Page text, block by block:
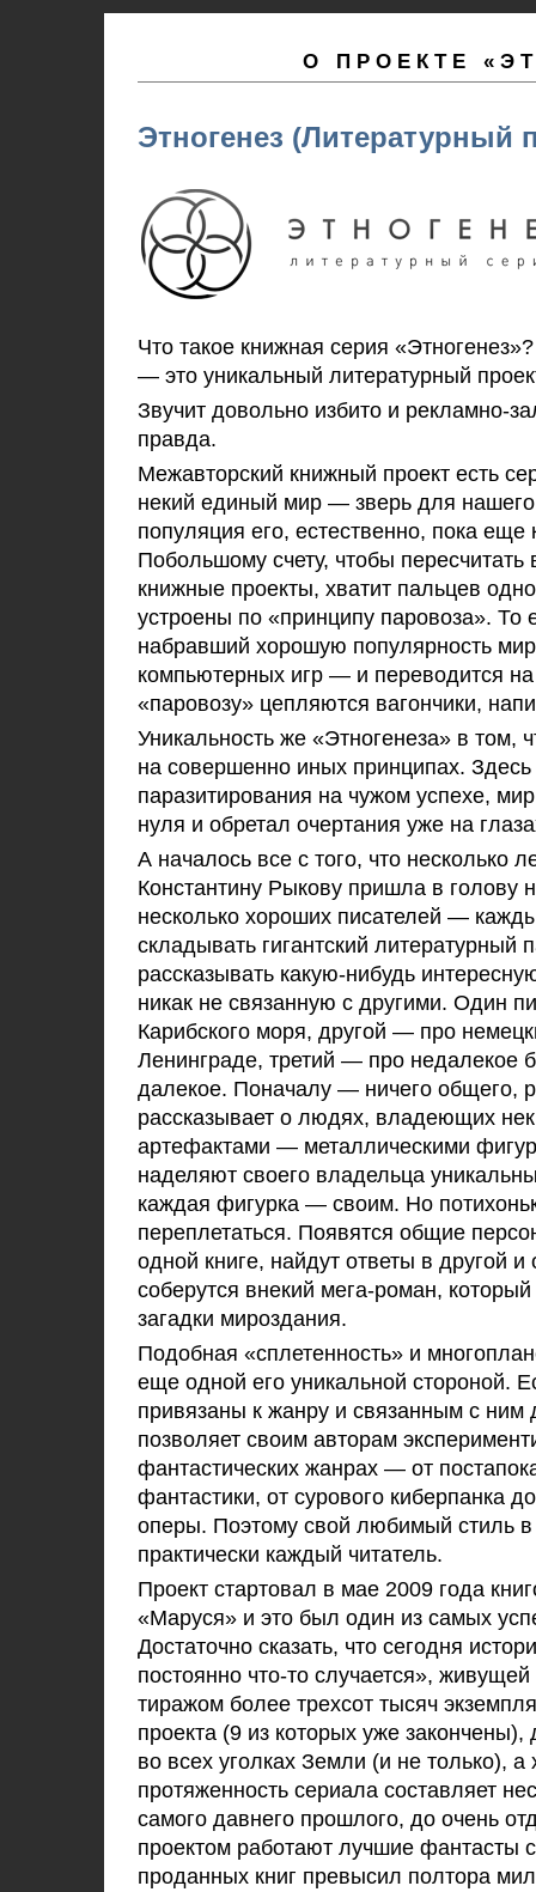
О ПРОЕКТЕ
Этногенез (Литературный
Что такое книжная серия
—это уникальный литературный
Звучит довольно избито и рекламно-
правда.
Межавторский книжный проектесть
некий единый мир —зверь для
популяция его, естественно, пока еще
Побольшому счету, чтобы
книжные проекты, хватит пальцев
устроены по «принципу паровоза». То
набравший хорошую популярность
компьютерных игр —и переводится
«паровозу»цепляются вагончики,
Уникальность же «Этногенеза»в том,
на совершенно иных принципах.
паразитирования на чужом успехе,
нуля и обретал очертания уже на
А началось все с того, что несколько
Константину Рыкову пришла в голову
несколько хороших писателей —
складывать гигантский литературный
рассказывать какую-нибудь
никак не связанную с другими. Один
Карибского моря, другой —про
Ленинграде, третий —про недалекое
далекое. Поначалу —ничего общего,
рассказывает о людях, владеющих
артефактами —металлическими
наделяют своего владельца
каждая фигурка —своим. Но
переплетаться. Появятся общие
одной книге, найдут ответы в другой
соберутся внекий мега-роман, который
загадки мироздания.
Подобная «сплетенность»и
еще одной его уникальной стороной.
привязаны к жанру и связанным с ним
позволяет своим авторам
фантастических жанрах —от
фантастики, от сурового киберпанка
оперы. Поэтому свой любимый стиль
практически каждый читатель.
Проект стартовал в мае 2009 года
«Маруся»и это был один из самых
Достаточно сказать, что сегодня
постоянно что-тослучается», живущей
тиражом более трехсот тысяч
проекта (9 из которых уже закончены),
во всех уголках Земли (и не только), а
протяженность сериала составляет
самого давнего прошлого, до очень
проектом работают лучшие фантасты
проданных книг превысил полтора